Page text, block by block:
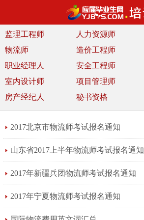
监理工程师 人力资源师
物流师
造价工程师
职业经理人
安全工程师
室内设计师
项目管理师
房产经纪人
秘书资格
2017北京市物流师考试报名通知
山东省2017上半年物流师考试报名通知
2017年新疆兵团物流师考试报名通知
2017年宁夏物流师考试报名通知